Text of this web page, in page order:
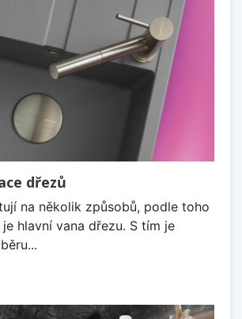
dřezů
na několik způsobů, podle toho
hlavní vana dřezu. S tím je